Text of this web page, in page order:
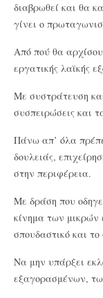
διαβρωθεί και θα
γίνει ο
Από πού θα
εργατικής λαϊκής
Με συστράτευση
συσπειρώσεις και
Πάνω απ’ όλα
δουλειάς,
στην περιφέρεια.
Με δράση που
κίνημα των μικρών
σπουδαστικό και το
Να μην υπάρξει
εξαγορασμένων,